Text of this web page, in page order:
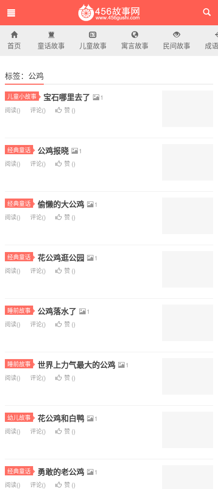
首页 童话故事 儿童故事 寓言故事 民间故事 成
标签：公鸡
儿童小故事 宝石哪里去了
1
阅读() 评论() 赞 ()
经典童话 公鸡报晓
1
阅读() 评论() 赞 ()
经典童话 偷懒的大公鸡
1
阅读() 评论() 赞 ()
经典童话 花公鸡逛公园
1
阅读() 评论() 赞 ()
睡前故事 公鸡落水了
1
阅读() 评论() 赞 ()
睡前故事 世界上力气最大的公鸡
1
阅读() 评论() 赞 ()
幼儿故事 花公鸡和白鸭
1
阅读() 评论() 赞 ()
经典童话 勇敢的老公鸡
1
阅读() 评论() 赞 ()